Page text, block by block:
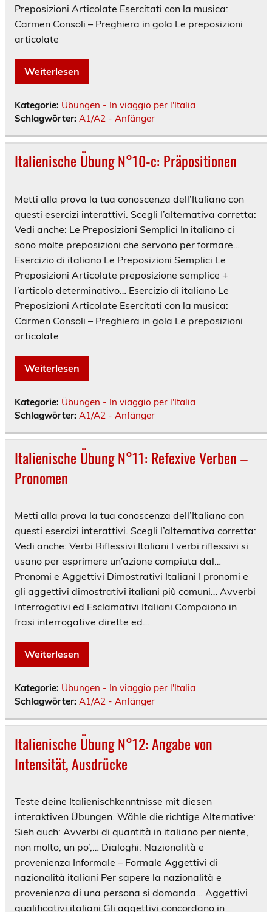
Preposizioni Articolate Esercitati con la musica:
Carmen Consoli – Preghiera in gola Le preposizioni
articolate
Weiterlesen
Kategorie: Übungen - In viaggio per l'Italia
Schlagwörter: A1/A2 - Anfänger
Italienische Übung N°10-c: Präpositionen
Metti alla prova la tua conoscenza dell’Italiano con
questi esercizi interattivi. Scegli l’alternativa corretta:
Vedi anche: Le Preposizioni Semplici In italiano ci
sono molte preposizioni che servono per formare…
Esercizio di italiano Le Preposizioni Semplici Le
Preposizioni Articolate preposizione semplice +
l’articolo determinativo… Esercizio di italiano Le
Preposizioni Articolate Esercitati con la musica:
Carmen Consoli – Preghiera in gola Le preposizioni
articolate
Weiterlesen
Kategorie: Übungen - In viaggio per l'Italia
Schlagwörter: A1/A2 - Anfänger
Italienische Übung N°11: Refexive Verben –
Pronomen
Metti alla prova la tua conoscenza dell’Italiano con
questi esercizi interattivi. Scegli l’alternativa corretta:
Vedi anche: Verbi Riflessivi Italiani I verbi riflessivi si
usano per esprimere un’azione compiuta dal…
Pronomi e Aggettivi Dimostrativi Italiani I pronomi e
gli aggettivi dimostrativi italiani più comuni… Avverbi
Interrogativi ed Esclamativi Italiani Compaiono in
frasi interrogative dirette ed…
Weiterlesen
Kategorie: Übungen - In viaggio per l'Italia
Schlagwörter: A1/A2 - Anfänger
Italienische Übung N°12: Angabe von
Intensität, Ausdrücke
Teste deine Italienischkenntnisse mit diesen
interaktiven Übungen. Wähle die richtige Alternative:
Sieh auch: Avverbi di quantità in italiano per niente,
non molto, un po’,… Dialoghi: Nazionalità e
provenienza Informale – Formale Aggettivi di
nazionalità italiani Per sapere la nazionalità e
provenienza di una persona si domanda… Aggettivi
qualificativi italiani Gli aggettivi concordano in